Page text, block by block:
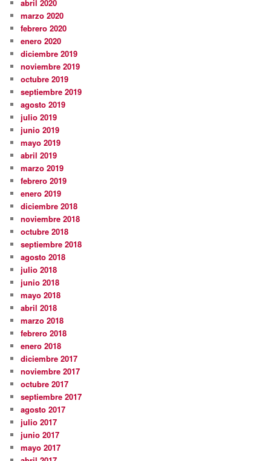
abril 2020
marzo 2020
febrero 2020
enero 2020
diciembre 2019
noviembre 2019
octubre 2019
septiembre 2019
agosto 2019
julio 2019
junio 2019
mayo 2019
abril 2019
marzo 2019
febrero 2019
enero 2019
diciembre 2018
noviembre 2018
octubre 2018
septiembre 2018
agosto 2018
julio 2018
junio 2018
mayo 2018
abril 2018
marzo 2018
febrero 2018
enero 2018
diciembre 2017
noviembre 2017
octubre 2017
septiembre 2017
agosto 2017
julio 2017
junio 2017
mayo 2017